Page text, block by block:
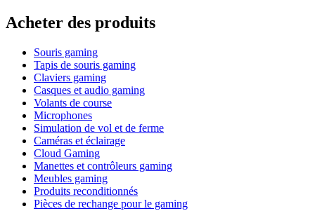
Acheter des produits
Souris gaming
Tapis de souris gaming
Claviers gaming
Casques et audio gaming
Volants de course
Microphones
Simulation de vol et de ferme
Caméras et éclairage
Cloud Gaming
Manettes et contrôleurs gaming
Meubles gaming
Produits reconditionnés
Pièces de rechange pour le gaming